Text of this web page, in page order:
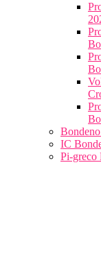
IC
Pi-greco